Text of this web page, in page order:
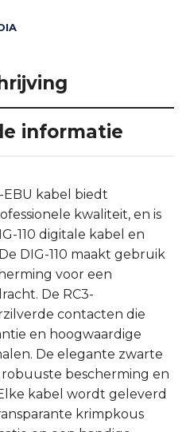
informatie
EBU kabel biedt
kwaliteit, en is
110 digitale kabel en
DIG-110 maakt gebruik
voor een
De RC3-
contacten die
en hoogwaardige
De elegante zwarte
bescherming en
kabel wordt geleverd
krimpkous